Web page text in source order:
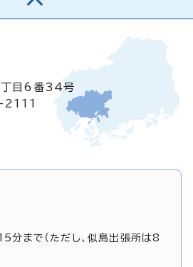
丁目6番34号
2111
まで（ただし、似島出張所は8